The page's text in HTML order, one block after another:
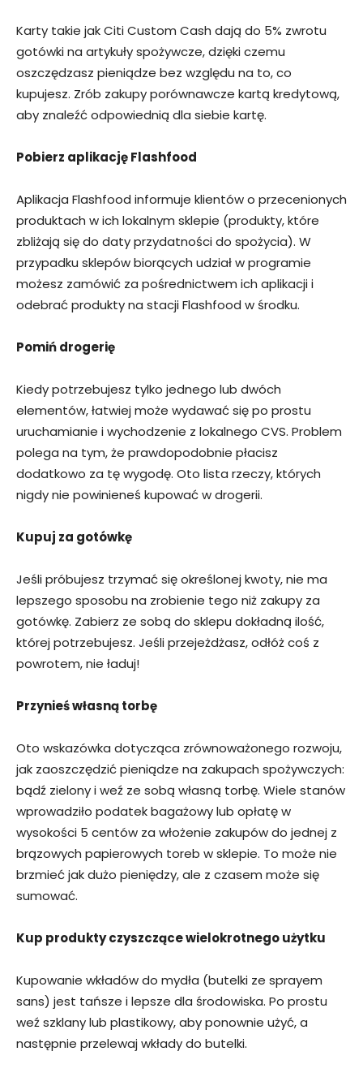
Karty takie jak Citi Custom Cash dają do 5% zwrotu
gotówki na artykuły spożywcze, dzięki czemu
oszczędzasz pieniądze bez względu na to, co
kupujesz. Zrób zakupy porównawcze kartą kredytową,
aby znaleźć odpowiednią dla siebie kartę.
Pobierz aplikację Flashfood
Aplikacja Flashfood informuje klientów o przecenionych
produktach w ich lokalnym sklepie (produkty, które
zbliżają się do daty przydatności do spożycia). W
przypadku sklepów biorących udział w programie
możesz zamówić za pośrednictwem ich aplikacji i
odebrać produkty na stacji Flashfood w środku.
Pomiń drogerię
Kiedy potrzebujesz tylko jednego lub dwóch
elementów, łatwiej może wydawać się po prostu
uruchamianie i wychodzenie z lokalnego CVS. Problem
polega na tym, że prawdopodobnie płacisz
dodatkowo za tę wygodę. Oto lista rzeczy, których
nigdy nie powinieneś kupować w drogerii.
Kupuj za gotówkę
Jeśli próbujesz trzymać się określonej kwoty, nie ma
lepszego sposobu na zrobienie tego niż zakupy za
gotówkę. Zabierz ze sobą do sklepu dokładną ilość,
której potrzebujesz. Jeśli przejeżdżasz, odłóż coś z
powrotem, nie ładuj!
Przynieś własną torbę
Oto wskazówka dotycząca zrównoważonego rozwoju,
jak zaoszczędzić pieniądze na zakupach spożywczych:
bądź zielony i weź ze sobą własną torbę. Wiele stanów
wprowadziło podatek bagażowy lub opłatę w
wysokości 5 centów za włożenie zakupów do jednej z
brązowych papierowych toreb w sklepie. To może nie
brzmieć jak dużo pieniędzy, ale z czasem może się
sumować.
Kup produkty czyszczące wielokrotnego użytku
Kupowanie wkładów do mydła (butelki ze sprayem
sans) jest tańsze i lepsze dla środowiska. Po prostu
weź szklany lub plastikowy, aby ponownie użyć, a
następnie przelewaj wkłady do butelki.